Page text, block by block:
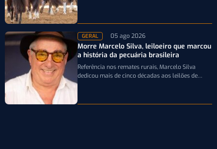
GERAL 05 ago 2026
Morre Marcelo Silva, leiloeiro que marcou
a história da pecuária brasileira
Referência nos remates rurais, Marcelo Silva
dedicou mais de cinco décadas aos leilões de